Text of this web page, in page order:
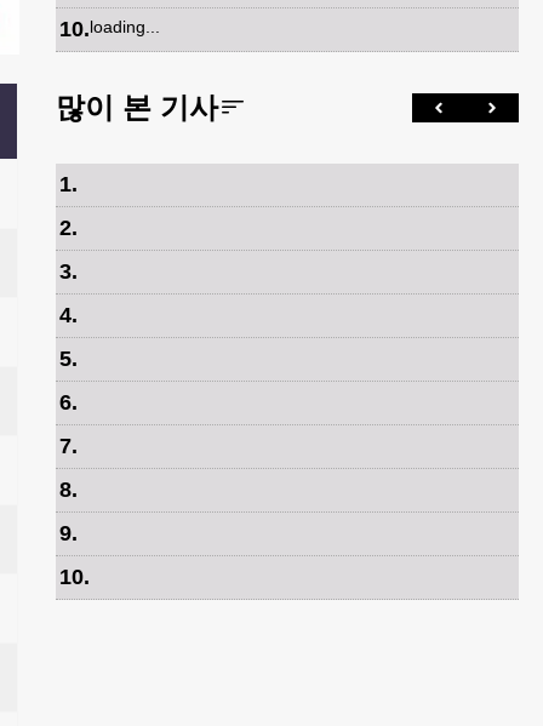
10.loading...
많이 본 기사
1.
2.
3.
4.
5.
6.
7.
8.
9.
10.